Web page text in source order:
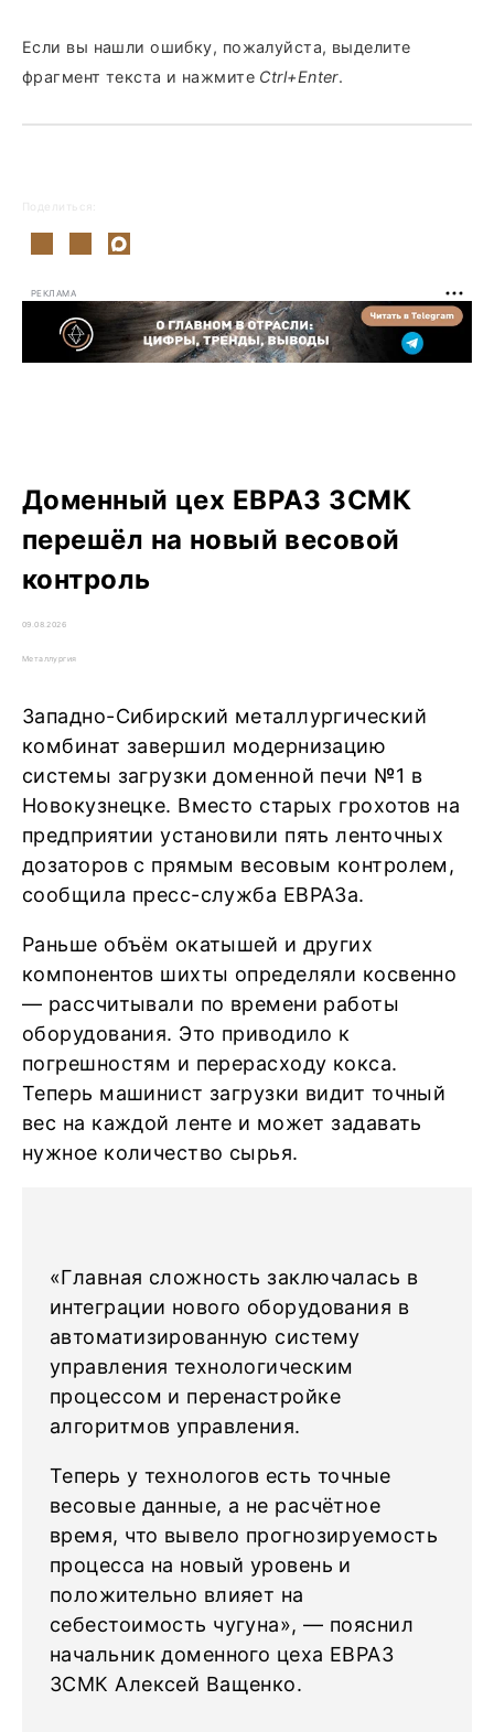
Если вы нашли ошибку, пожалуйста, выделите
фрагмент текста и нажмите Ctrl+Enter.
Поделиться:
РЕКЛАМА
Доменный цех ЕВРАЗ ЗСМК
перешёл на новый весовой
контроль
09.08.2026
Металлургия
Западно-Сибирский металлургический
комбинат завершил модернизацию
системы загрузки доменной печи №1 в
Новокузнецке. Вместо старых грохотов на
предприятии установили пять ленточных
дозаторов с прямым весовым контролем,
сообщила пресс-служба ЕВРАЗа.
Раньше объём окатышей и других
компонентов шихты определяли косвенно
— рассчитывали по времени работы
оборудования. Это приводило к
погрешностям и перерасходу кокса.
Теперь машинист загрузки видит точный
вес на каждой ленте и может задавать
нужное количество сырья.
«Главная сложность заключалась в
интеграции нового оборудования в
автоматизированную систему
управления технологическим
процессом и перенастройке
алгоритмов управления.
Теперь у технологов есть точные
весовые данные, а не расчётное
время, что вывело прогнозируемость
процесса на новый уровень и
положительно влияет на
себестоимость чугуна», — пояснил
начальник доменного цеха ЕВРАЗ
ЗСМК Алексей Ващенко.